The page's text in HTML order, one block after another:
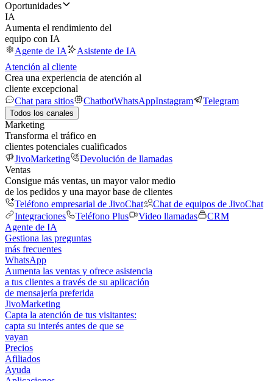
Oportunidades
IA
Aumenta el rendimiento del
equipo con IA
Agente de IA
Asistente de IA
Atención al cliente
Crea una experiencia de atención al
cliente excepcional
Chat para sitios
ChatbotWhatsAppInstagram Telegram
Todos los canales
Marketing
Transforma el tráfico en
clientes potenciales cualificados
JivoMarketing
Devolución de llamadas
Ventas
Consigue más ventas, un mayor valor medio
de los pedidos y una mayor base de clientes
Teléfono empresarial de JivoChat
Chat de equipos de JivoChat
Integraciones
Teléfono Plus Video llamadas
CRM
Agente de IA
Gestiona las preguntas
más frecuentes
WhatsApp
Aumenta las ventas y ofrece asistencia
a tus clientes a través de su aplicación
de mensajería preferida
JivoMarketing
Capta la atención de tus visitantes:
capta su interés antes de que se
vayan
Precios
Afiliados
Ayuda